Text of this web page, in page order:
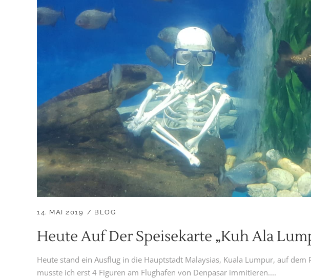
14. MAI 2019 BLOG
Heute Auf Der Speisekarte „Kuh Ala
Heute stand ein Ausflug in die Hauptstadt Malaysias, Kuala Lumpur, auf
musste ich erst 4 Figuren am Flughafen von Denpasar immitieren....